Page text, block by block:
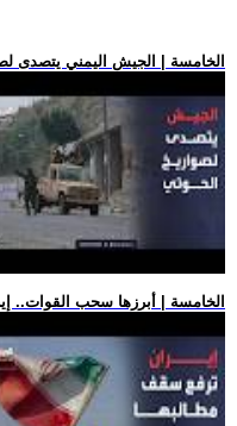
.. الخامسة | الجيش اليمني يتصدى
.. الخامسة | أبرزها سحب القوات.. إيران تضع 6